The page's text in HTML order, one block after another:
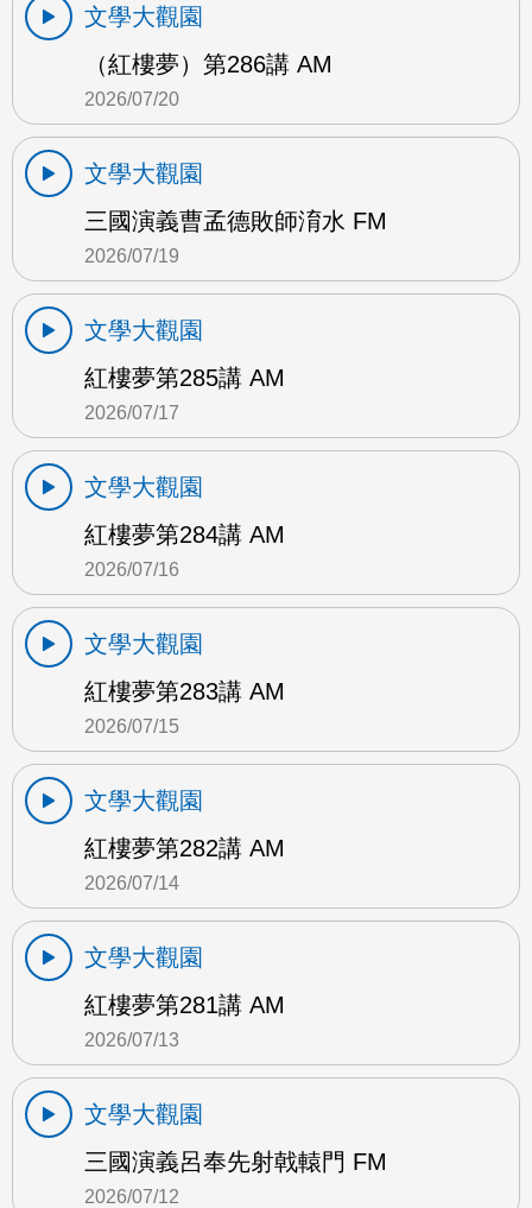
文學大觀園
（紅樓夢）第286講 AM
2026/07/20
文學大觀園
三國演義曹孟德敗師淯水 FM
2026/07/19
文學大觀園
紅樓夢第285講 AM
2026/07/17
文學大觀園
紅樓夢第284講 AM
2026/07/16
文學大觀園
紅樓夢第283講 AM
2026/07/15
文學大觀園
紅樓夢第282講 AM
2026/07/14
文學大觀園
紅樓夢第281講 AM
2026/07/13
文學大觀園
三國演義呂奉先射戟轅門 FM
2026/07/12